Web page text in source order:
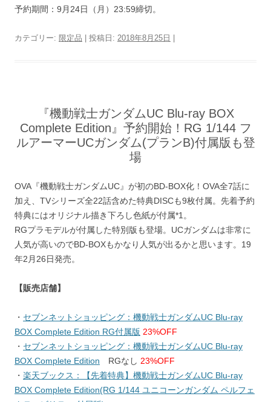
予約期間：9月24日（月）23:59締切。
カテゴリー: 限定品 | 投稿日: 2018年8月25日
『機動戦士ガンダムUC Blu-ray BOX
Complete Edition』予約開始！RG 1/144 フ
ルアーマーUCガンダム(プランB)付属版も登
場
OVA『機動戦士ガンダムUC』が初のBD-BOX化！OVA全7話に
加え、TVシリーズ全22話含めた特典DISCも9枚付属。先着予約
特典にはオリジナル描き下ろし色紙が付属*1。
RGプラモデルが付属した特別版も登場。UCガンダムは非常に
人気が高いのでBD-BOXもかなり人気が出るかと思います。19
年2月26日発売。
【販売店舗】
・ セブンネットショッピング：機動戦士ガンダムUC Blu-ray
BOX Complete Edition RG付属版 23%OFF
・ セブンネットショッピング：機動戦士ガンダムUC Blu-ray
BOX Complete Edition RGなし 23%OFF
・ 楽天ブックス：【先着特典】機動戦士ガンダムUC Blu-ray
BOX Complete Edition(RG 1/144 ユニコーンガンダム ペルフェ